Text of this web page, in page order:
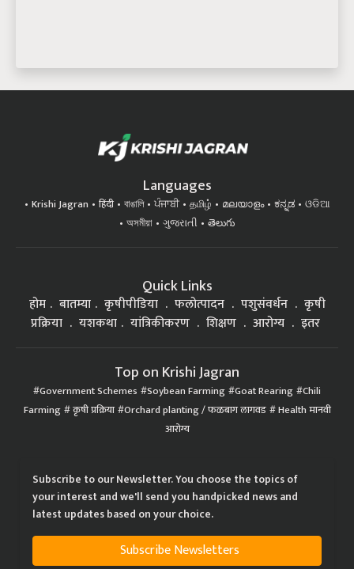
Languages
Krishi Jagran हिंदी বাঙালি ਪੰਜਾਬੀ தமிழ் മലയാളം ಕನ್ನಡ
ଓଡିଆ
অসমীয়া
ગુજરાતી తెలుగు
Quick Links
होम बातम्या कृषीपीडिया फलोत्पादन पशुसंवर्धन
कृषी
प्रक्रिया
यशकथा यांत्रिकीकरण शिक्षण आरोग्य इतर
Top on Krishi Jagran
Government Schemes Soybean Farming Goat Rearing Chili
Farming कृषी प्रक्रिया Orchard planting / फळबाग लागवड Health मानवी
आरोग्य
Subscribe to our Newsletter. You choose the topics of
your interest and we'll send you handpicked news and
latest updates based on your choice.
Subscribe Newsletters